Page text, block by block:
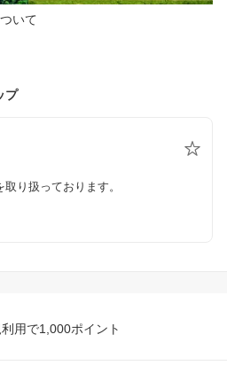
いて
プ
り扱っております。
用で1,000ポイント